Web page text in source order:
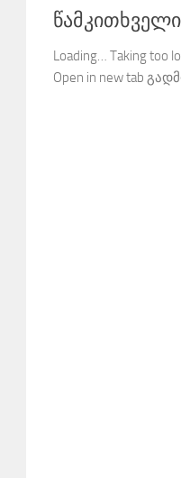
წამკითხველი
Loading… Taking too
Open in new tab